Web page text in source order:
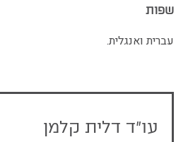
שפות
עברית ואנגלית.
עו"ד דלית קלמן